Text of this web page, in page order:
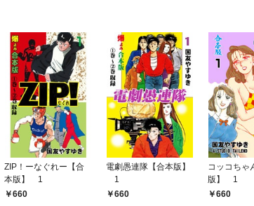
ZIP！ーなぐれー【合
本版】 1
660
電劇愚連隊【合本版】
1
660
コッコちゃ
版】 1
660